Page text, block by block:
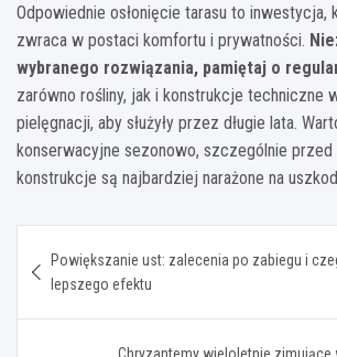
Odpowiednie osłonięcie tarasu to inwestycja,
zwraca w postaci komfortu i prywatności.
wybranego rozwiązania, pamiętaj o
zarówno rośliny, jak i konstrukcje techniczne
pielęgnacji, aby służyły przez długie lata.
konserwacyjne sezonowo, szczególnie
konstrukcje są najbardziej narażone na
wpisu
Powiększanie ust: zalecenia po zabiegu i
lepszego efektu
Chryzantemy wieloletnie zimujące